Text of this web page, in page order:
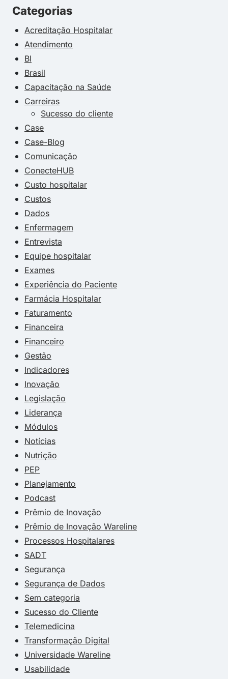
Categorias
Acreditação Hospitalar
Atendimento
BI
Brasil
Capacitação na Saúde
Carreiras
Sucesso do cliente
Case
Case-Blog
Comunicação
ConecteHUB
Custo hospitalar
Custos
Dados
Enfermagem
Entrevista
Equipe hospitalar
Exames
Experiência do Paciente
Farmácia Hospitalar
Faturamento
Financeira
Financeiro
Gestão
Indicadores
Inovação
Legislação
Liderança
Módulos
Notícias
Nutrição
PEP
Planejamento
Podcast
Prêmio de Inovação
Prêmio de Inovação Wareline
Processos Hospitalares
SADT
Segurança
Segurança de Dados
Sem categoria
Sucesso do Cliente
Telemedicina
Transformação Digital
Universidade Wareline
Usabilidade